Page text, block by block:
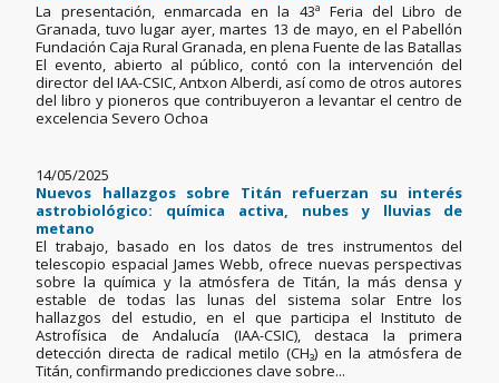
La presentación, enmarcada en la 43ª Feria del Libro de
Granada, tuvo lugar ayer, martes 13 de mayo, en el Pabellón
Fundación Caja Rural Granada, en plena Fuente de las Batallas
El evento, abierto al público, contó con la intervención del
director del IAA-CSIC, Antxon Alberdi, así como de otros autores
del libro y pioneros que contribuyeron a levantar el centro de
excelencia Severo Ochoa
14/05/2025
Nuevos hallazgos sobre Titán refuerzan su interés
astrobiológico: química activa, nubes y lluvias de
metano
El trabajo, basado en los datos de tres instrumentos del
telescopio espacial James Webb, ofrece nuevas perspectivas
sobre la química y la atmósfera de Titán, la más densa y
estable de todas las lunas del sistema solar Entre los
hallazgos del estudio, en el que participa el Instituto de
Astrofísica de Andalucía (IAA-CSIC), destaca la primera
detección directa de radical metilo (CH₃) en la atmósfera de
Titán, confirmando predicciones clave sobre...